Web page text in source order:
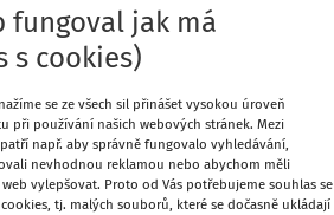
Sledovat
ESG
jako užitečný pomocník
fungoval jak má
s cookies)
se ze všech sil přinášet vysokou úroveň
při používání našich webových stránek. Mezi
např. aby správně fungovalo vyhledávání,
nevhodnou reklamou nebo abychom měli
vylepšovat. Proto od Vás potřebujeme souhlas se
tj. malých souborů, které se dočasně ukládají